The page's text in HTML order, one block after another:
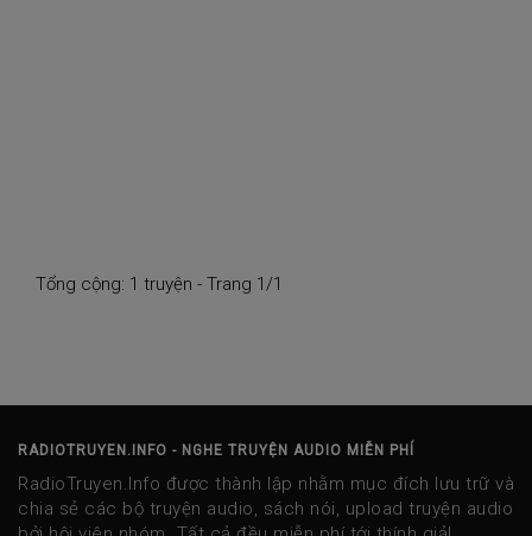
Tổng cộng: 1 truyện - Trang 1/1
RADIOTRUYEN.INFO - NGHE TRUYỆN AUDIO MIỄN PHÍ
RadioTruyen.Info được thành lập nhằm mục đích lưu trữ và
chia sẻ các bộ truyện audio, sách nói, upload truyện audio